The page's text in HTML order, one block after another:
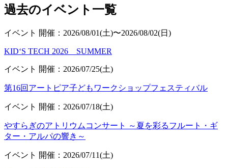
過去のイベント一覧
イベント 開催：2026/08/01(土)〜2026/08/02(日)
KID‘S TECH 2026 SUMMER
イベント 開催：2026/07/25(土)
第16回アートピア子どもワークショップフェスティバル
イベント 開催：2026/07/18(土)
やすらぎのアトリウムコンサート ～夏を彩るフルート・ギ
ター・アルパの響き～
イベント 開催：2026/07/11(土)